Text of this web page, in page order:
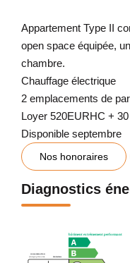
Appartement Type II
open space équipée,
chambre.
Chauffage électrique
2 emplacements de
Loyer 520EURHC +
Disponible septembre
Nos honoraires
Diagnostics